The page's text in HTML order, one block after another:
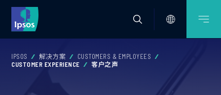
IPSOS 解决方案
CUSTOMERS & EMPLOYEES
CUSTOMER EXPERIENCE
客户之声